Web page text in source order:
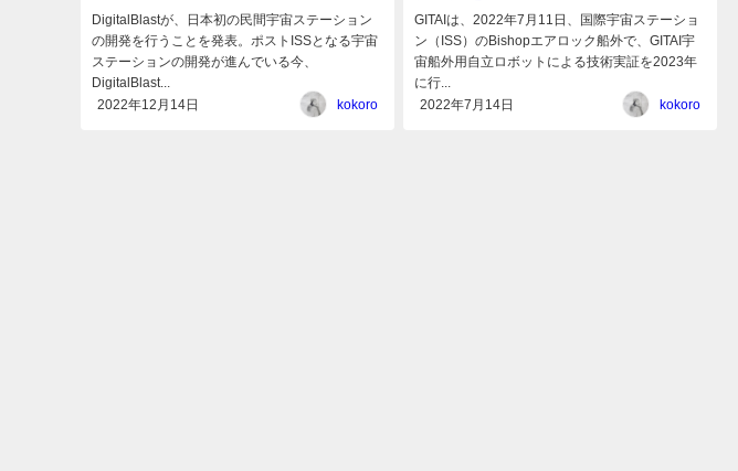
DigitalBlastが、日本初の民間宇宙ステーション
の開発を行うことを発表。ポストISSとなる宇宙
ステーションの開発が進んでいる今、
DigitalBlast...
2022年12月14日
kokoro
GITAIは、2022年7月11日、国際宇宙ステーショ
ン（ISS）のBishopエアロック船外で、GITAI宇
宙船外用自立ロボットによる技術実証を2023年
に行...
2022年7月14日
kokoro